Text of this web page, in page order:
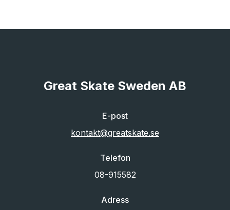
Great Skate Sweden AB
E-post
kontakt@greatskate.se
Telefon
08-915582
Adress